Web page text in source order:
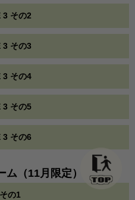
3 その2
3 その3
3 その4
3 その5
3 その6
ム（11月限定）
の1